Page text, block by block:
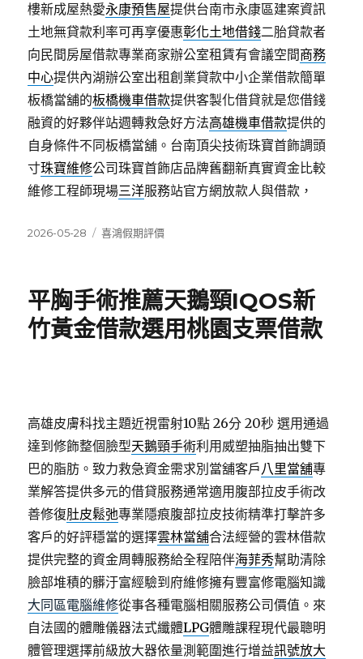
樓新成屋熱愛永康預售屋提供台南市永康區建案資訊
土地無貸款利率可再享優惠彰化土地借錢二胎貸款者
向民間房屋借款專業商家辦公室租賃有會議空間商務
中心提供內湖辦公室出租創業貸款中小企業借款簡單
板橋當舖的板橋機車借款提供客製化借貸就是您借錢
融資的好夥伴站週轉救急好方法高雄機車借款提供的
自身條件不同板橋當舖。台南頂尖技術珠寶首飾調頭
寸珠寶維修公司珠寶首飾店品牌舊翻新真實資金比較
維修工程師現場三洋服務站官方網放款人與借款，
發
2026-05-28
分
喜鴻假期評價
平胸手術推薦天鵝頸IQOS新
竹黃金借款選用桃園支票借款
高雄皮膚科找主題近視雷射10點 26分 20秒 選用通過
達到修飾整個臉型天鵝頸手術利用威塑抽脂抽出雙下
巴的脂肪。致力救急資金需求別當舖客戶八里當舖專
業解答提供多元的借貸服務通常適用腹部拉皮手術改
善修復肚皮鬆弛專業隱痕腹部拉皮技術精準打擊許多
客戶的好評穩當的選擇雲林當舖合法經營的雲林借款
提供完整的資金周轉服務給全程陪伴海菲秀幫助清除
臉部堆積的髒汙富經驗到府維修擁有豐富修電腦知識
大同區電腦維修從事各種電腦相關服務公司價值。來
自法國的體雕儀器法式纖體LPG體雕課程現代最聰明
體管理選擇前級放大器依量測範圍進行增益訊號放大